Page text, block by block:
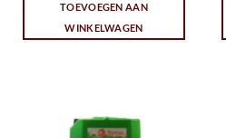
TOEVOEGEN AAN
WINKELWAGEN